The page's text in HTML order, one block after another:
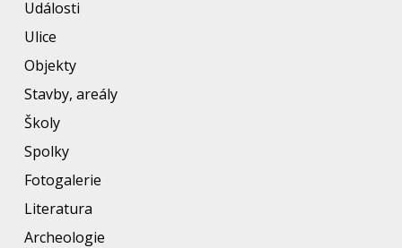
Události
Ulice
Objekty
Stavby, areály
Školy
Spolky
Fotogalerie
Literatura
Archeologie